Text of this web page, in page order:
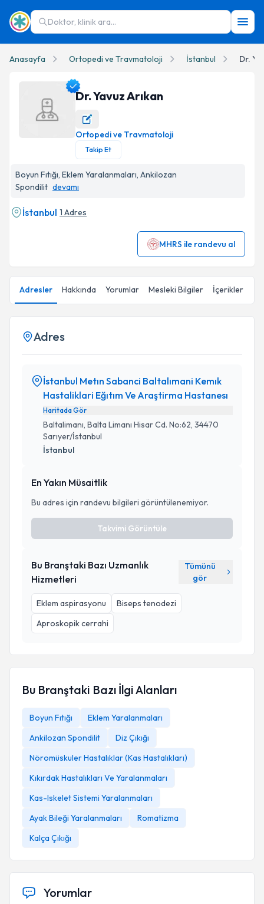
Doktor, klinik ara...
Anasayfa Ortopedi ve Travmatoloji İstanbul Dr.
Dr. Yavuz Arıkan Profil Fotoğrafı
Dr. Yavuz Arıkan
Ortopedi ve Travmatoloji
Takip Et
Boyun Fıtığı, Eklem Yaralanmaları, Ankilozan
Spondilit devamı
İstanbul 1 Adres
MHRS ile randevu al
Adresler Hakkında Yorumlar Mesleki Bilgiler İçerikler
Adres
İstanbul Metın Sabanci Baltalımani Kemık
Hastaliklari Eğıtım Ve Araştirma Hastanesı
Haritada Gör
Baltalimanı, Balta Limanı Hisar Cd. No:62, 34470
Sarıyer/İstanbul
İstanbul
En Yakın Müsaitlik
Bu adres için randevu bilgileri görüntülenemiyor.
Takvimi Görüntüle
Bu Branştaki Bazı Uzmanlık
Hizmetleri
Tümünü
gör
Eklem aspirasyonu
Biseps tenodezi
Aproskopik cerrahi
Bu Branştaki Bazı İlgi Alanları
Boyun Fıtığı
Eklem Yaralanmaları
Ankilozan Spondilit
Diz Çıkığı
Nöromüskuler Hastalıklar (Kas Hastalıkları)
Kıkırdak Hastalıkları Ve Yaralanmaları
Kas-Iskelet Sistemi Yaralanmaları
Ayak Bileği Yaralanmaları
Romatizma
Kalça Çıkığı
Yorumlar